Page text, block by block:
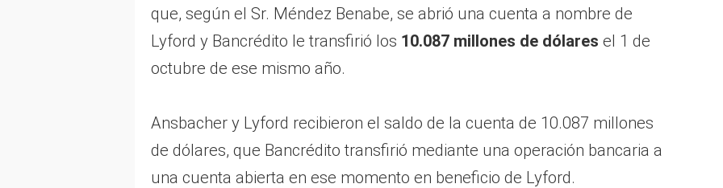
que, según el Sr. Méndez Benabe, se abrió una cuenta a nombre de
Lyford y Bancrédito le transfirió los 10.087 millones de dólares el 1 de
octubre de ese mismo año.
Ansbacher y Lyford recibieron el saldo de la cuenta de 10.087 millones
de dólares, que Bancrédito transfirió mediante una operación bancaria a
una cuenta abierta en ese momento en beneficio de Lyford.